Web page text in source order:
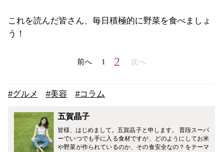
これを読んだ皆さん、毎日積極的に野菜を食べましょ
う！
前へ 1 2 次へ
#グルメ #美容 #コラム
五賀晶子
皆様、はじめまして。五賀晶子と申します。 普段スーパ
ーでいつでも手に入る食材ですが、どのようにしてお米
や野菜が作られているのか、その食安全なの？をテーマ